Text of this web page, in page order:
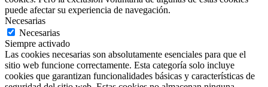
puede afectar su experiencia de navegación.
Necesarias
Necesarias
Siempre activado
Las cookies necesarias son absolutamente esenciales para que el
sitio web funcione correctamente. Esta categoría solo incluye
cookies que garantizan funcionalidades básicas y características de